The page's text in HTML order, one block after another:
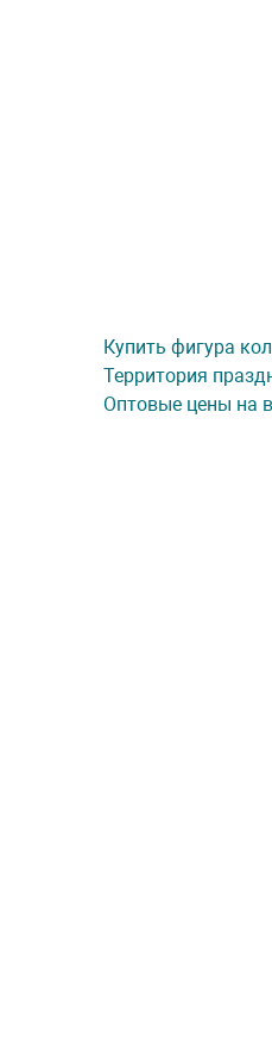
Купить фигура
Территория
Оптовые цены на